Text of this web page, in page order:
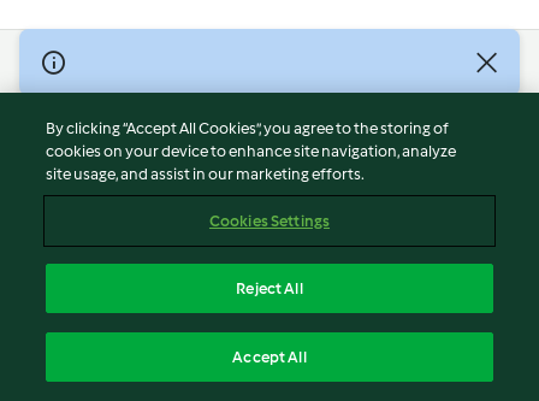
© Copyright 2026
Terms of Service
Privacy Policy
Disclaimer
Cookies
Withdraw Contract
By clicking “Accept All Cookies”, you agree to the storing of
cookies on your device to enhance site navigation, analyze
site usage, and assist in our marketing efforts.
Cookies Settings
Reject All
Accept All